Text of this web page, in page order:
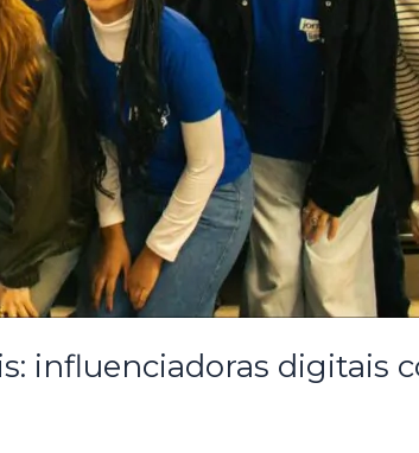
influenciadoras digitais